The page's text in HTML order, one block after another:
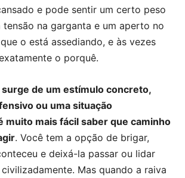
e pode sentir um certo peso
tensão na garganta e um aperto no
o está assediando, e às vezes
o porquê.
surge de um estímulo concreto,
ou uma situação
muito mais fácil saber que caminho
. Você tem a opção de brigar,
e deixá-la passar ou lidar
Mas quando a raiva